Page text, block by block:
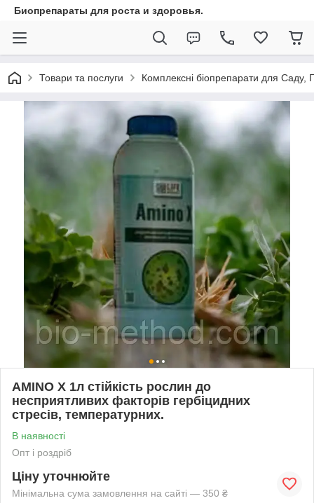
Биопрепараты для роста и здоровья.
Товари та послуги Комплексні біопрепарати для
AMINO X 1л стійкість рослин до
несприятливих факторів гербіцидних
стресів, температурних.
В наявності
Опт і роздріб
Ціну уточнюйте
Мінімальна сума замовлення на сайті — 350 ₴